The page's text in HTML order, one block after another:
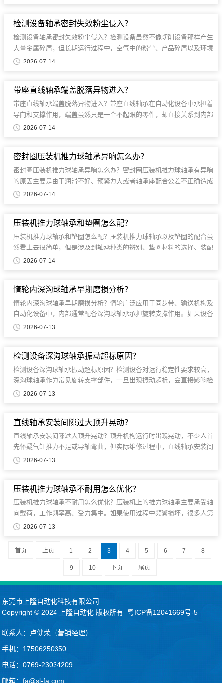
检测设备轴承密封失效粉尘侵入？
检测设备轴承密封失效粉尘侵入？检测设备虽然不像切削设备那样产生
大量金属碎屑，但长期运行过程中，空气中的粉尘、产品碎屑以及环境
颗粒仍......
2026-07-14
带座直线轴承端盖脱落异物进入？
带座直线轴承端盖脱落异物进入？带座直线轴承在自动化设备中承担着
导向和支撑作用，端盖虽然只是一个不起眼的零件，却直接关系到内部
滚珠和润滑系统的保护。...
2026-07-14
密封圈压装机推力球轴承异响怎么办？
密封圈压装机推力球轴承异响怎么办？密封圈压装机推力球轴承有异响
的原因主要是由于润滑不好、预紧力大或者轴承座配合公差不正确造成
的。异响不但会降低生产节拍......
2026-07-14
压装机推力球轴承和垫圈怎么配？
压装机推力球轴承和垫圈怎么配？压装机推力球轴承以及垫圈的配合虽
然看上去很简单，但是涉及到轴承种类的辨别、垫圈材料的选择、装配
间隙的控制等很多方面。...
2026-07-14
惰轮内深沟球轴承早期磨损分析？
惰轮内深沟球轴承早期磨损分析？惰轮广泛应用于同步带、输送机构及
自动化设备中，内部通常配备深沟球轴承承担旋转支撑作用。如果设备
运行时间不长就出现异响......
2026-07-13
检测设备深沟球轴承振动超标原因？
检测设备深沟球轴承振动超标原因？检测设备对运行稳定性要求较高，
深沟球轴承作为常见旋转支撑部件，一旦出现振动超标，会直接影响检
测精度和设备运行状态。...
2026-07-13
直线轴承安装间隙过大顶升晃动？
直线轴承安装间隙过大顶升晃动？顶升机构运行时出现晃动，不少人首
先怀疑气缸推力不足或导轴弯曲，但实际维修过程中，直线轴承安装间
隙过大也是比较常见的原因。...
2026-07-13
压装机推力球轴承不耐用怎么优化？
压装机推力球轴承不耐用怎么优化？压装机上的推力球轴承主要承受轴
向载荷，工作频率高、受力集中。如果使用过程中频繁损坏，很多人第
一反应是更换更高等级的轴承......
2026-07-13
首页 上页 1 2 3 4 5 6 7 8
9 10 下页 尾页
东莞市上隆自动化科技有限公司
Copyright © 2024
上隆自动化 版权所有粤ICP备12041669号-5
联系人：卢健荣（营销经理）
手机：17506250350
电话：0769-23034209
邮箱：fa@sl-fa.com